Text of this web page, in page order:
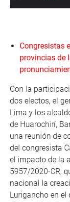
Congresistas
provincias de
Con la
dos electos, el
Lima y los
de Huarochirí,
una reunión de
del congresista
el impacto de la
5957/2020-CR,
nacional la
Lurigancho en el